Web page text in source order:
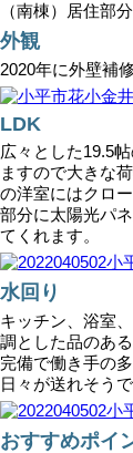
（南棟）居住
外観
2020年に外壁補
LDK
広々とした19.5
ますので大きな
の洋室にはクロ
部分に太陽光パ
てくれます。
水回り
キッチン、浴室
調とした品のあ
完備で働き手の
日々が送れそうで
おすすめポイ